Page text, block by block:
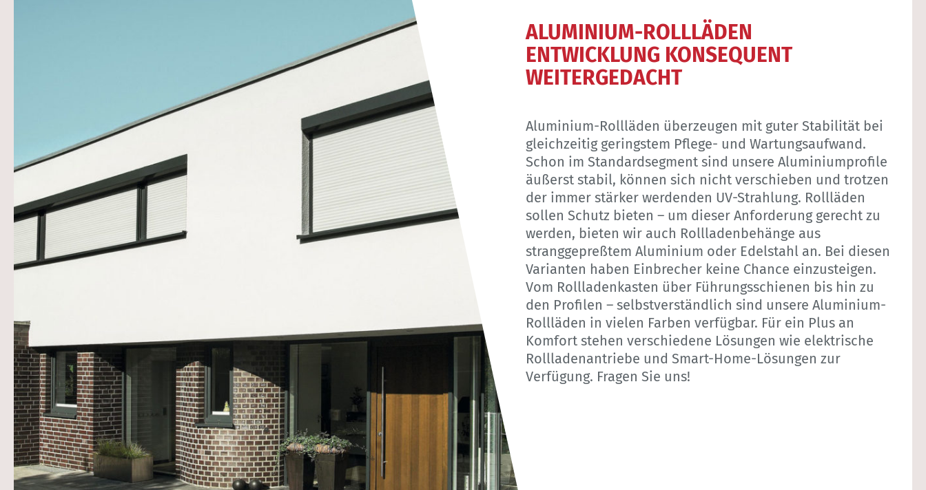
ALUMINIUM-ROLLLÄDEN
ENTWICKLUNG KONSEQUENT
WEITERGEDACHT
Aluminium-Rollläden überzeugen mit guter Stabilität bei
gleichzeitig geringstem Pflege- und Wartungsaufwand.
Schon im Standardsegment sind unsere Aluminiumprofile
äußerst stabil, können sich nicht verschieben und trotzen
der immer stärker werdenden UV-Strahlung. Rollläden
sollen Schutz bieten – um dieser Anforderung gerecht zu
werden, bieten wir auch Rollladenbehänge aus
stranggepreßtem Aluminium oder Edelstahl an. Bei diesen
Varianten haben Einbrecher keine Chance einzusteigen.
Vom Rollladenkasten über Führungsschienen bis hin zu
den Profilen – selbstverständlich sind unsere Aluminium-
Rollläden in vielen Farben verfügbar. Für ein Plus an
Komfort stehen verschiedene Lösungen wie elektrische
Rollladenantriebe und Smart-Home-Lösungen zur
Verfügung. Fragen Sie uns!